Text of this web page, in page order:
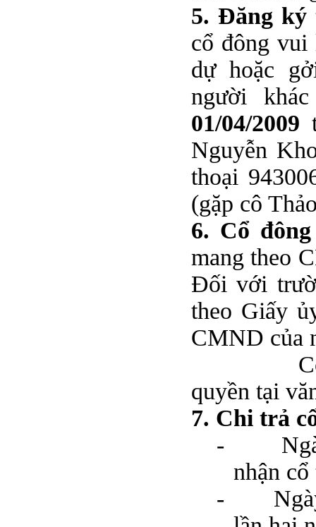
5. Đăng
cổ đông vui
dự hoặc
người
01/04/2009
Nguyễn
thoại
(gặp cô
6. Cổ
mang theo
Đối với
theo Giấy
CMND của
quyền tại
7. Chi trả
-
nhận
-